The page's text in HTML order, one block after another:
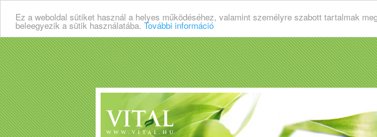
Ez a weboldal sütiket használ a helyes működéséhez, valamint személyre szabott tartalmak
beleegyezik a sütik használatába. További információ